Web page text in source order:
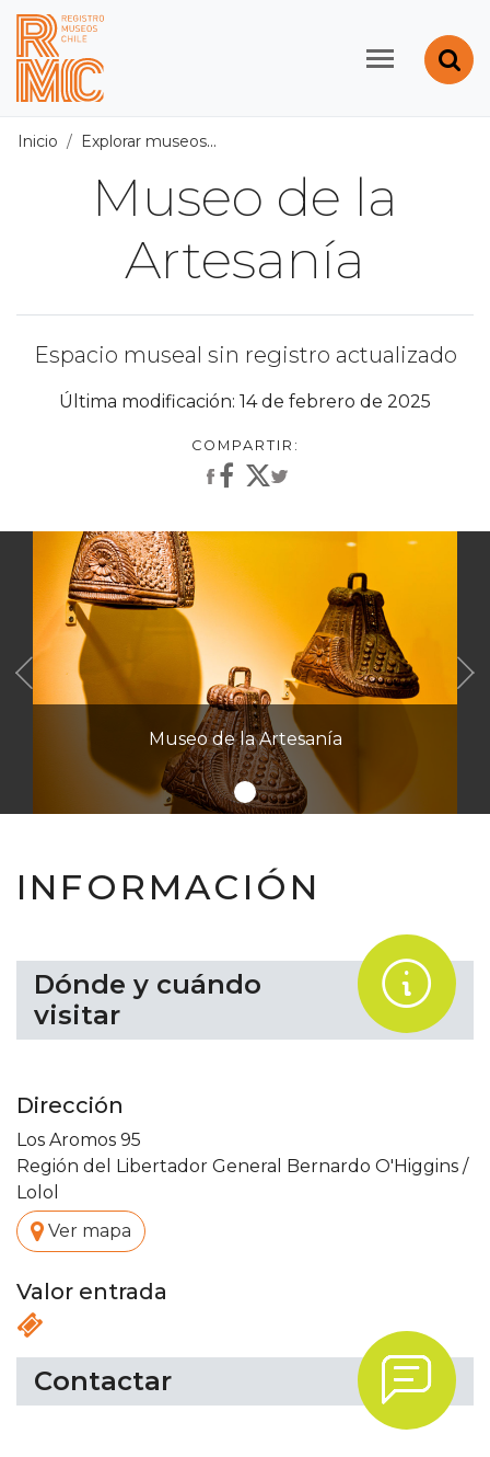
Contenido principal
Registro de Museos
Inicio Explorar museos
Museo de la
Artesanía
Espacio museal sin registro actualizado
Última modificación: 14 de febrero de 2025
Museo de la Artesanía
Anterior
INFORMACIÓN
Dónde y cuándo
visitar
.
Dirección
Los Aromos 95
Región del Libertador General Bernardo O'Higgins /
Lolol
. Ver mapa
Valor entrada
Contactar .